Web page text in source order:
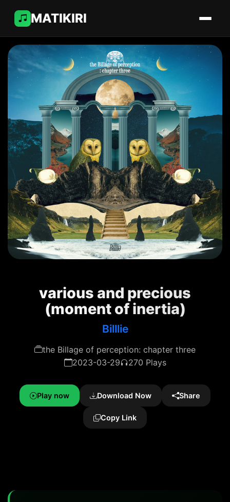
MATIKIRI
various and precious
(moment of inertia)
Billlie
the Billage of perception: chapter three
2023-03-29
270 Plays
Play now Download Now Share
Copy Link